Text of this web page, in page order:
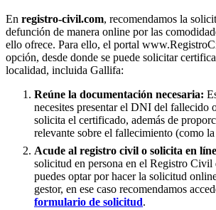
En registro-civil.com, recomendamos la
defunción de manera online por las
ello ofrece. Para ello, el portal
opción, desde donde se puede solicitar
localidad, incluida Gallifa:
Reúne la documentación necesaria:
necesites presentar el DNI del fallecido
solicita el certificado, además de
relevante sobre el fallecimiento (como
Acude al registro civil o solicita en
solicitud en persona en el Registro Civil
puedes optar por hacer la solicitud
gestor, en ese caso recomendamos
formulario de solicitud.